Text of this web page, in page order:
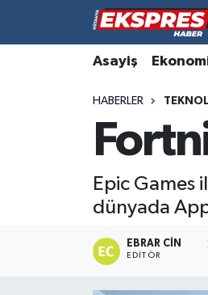
Asayiş
HABERLER
Epic Games
dünyada
EBRAR CIN
EDITÖR
Altıntaş
Aslanapa
Biyografiler
Çavdarhisar
Hava Durumu
Trafik Durumu
Süper Lig Puan Durumu
Tüm Manşetler
Haber Arşivi